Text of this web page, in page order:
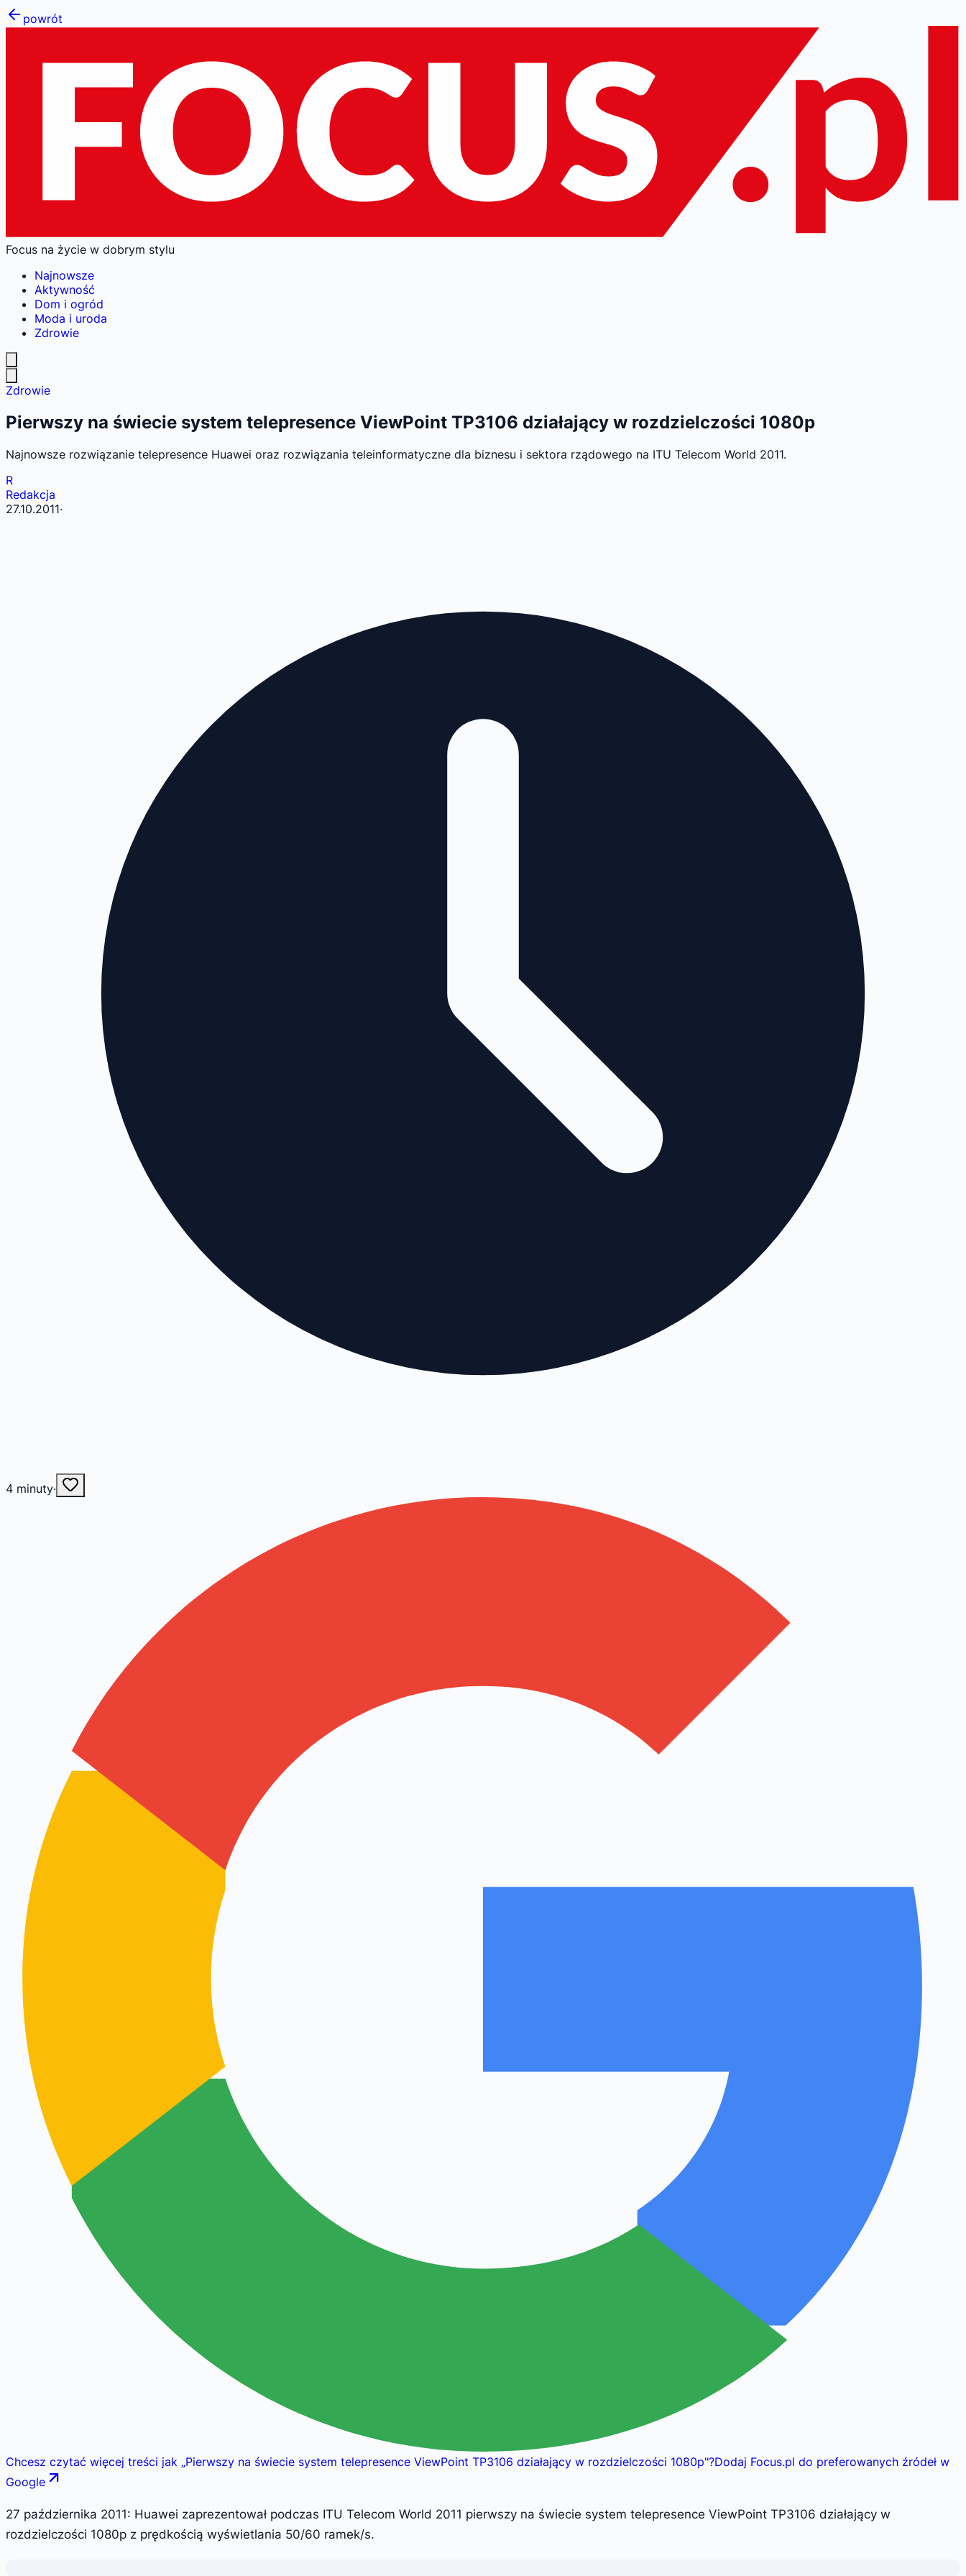
powrót
Focus na życie w dobrym stylu
Najnowsze
Aktywność
Dom i ogród
Moda i uroda
Zdrowie
Zdrowie
Pierwszy na świecie system telepresence ViewPoint TP3106 działający w rozdzielczości 1080p
Najnowsze rozwiązanie telepresence Huawei oraz rozwiązania teleinformatyczne dla biznesu i sektora rządowego na ITU Telecom World 2011.
R
Redakcja
27.10.2011·
4 minuty·
Chcesz czytać więcej treści jak „Pierwszy na świecie system telepresence ViewPoint TP3106 działający w rozdzielczości 1080p"?Dodaj Focus.pl do preferowanych źródeł w
Google
27 października 2011: Huawei zaprezentował podczas ITU Telecom World 2011 pierwszy na świecie system telepresence ViewPoint TP3106 działający w
rozdzielczości 1080p z prędkością wyświetlania 50/60 ramek/s.